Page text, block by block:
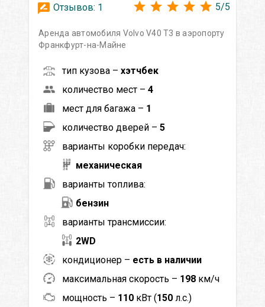
Отзывов: 1 5/5
Аренда автомобиля Volvo V40 T3 в аэропорту
Франкфурт-на-Майне
тип кузова – хэтчбек
количество мест – 4
мест для багажа – 1
количество дверей – 5
варианты коробки передач:
механическая
варианты топлива:
бензин
варианты трансмиссии:
2WD
кондиционер – есть в наличии
максимальная скорость – 198 км/ч
мощность – 110 кВт (150 л.с.)